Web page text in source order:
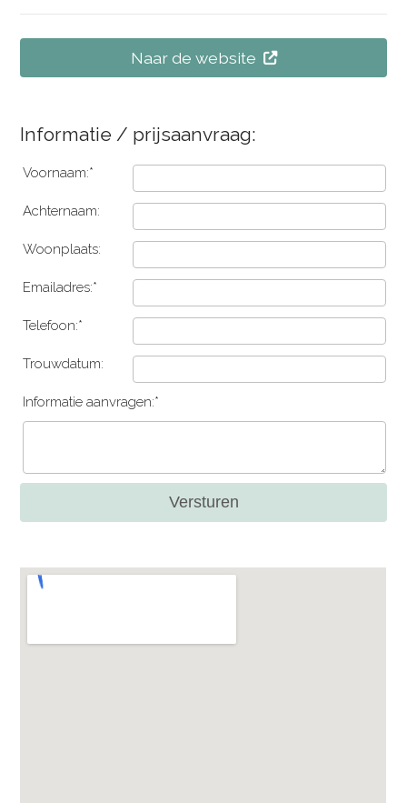
Naar de website
Informatie / prijsaanvraag:
Voornaam:*
Achternaam:
Woonplaats:
Emailadres:*
Telefoon:*
Trouwdatum:
Informatie aanvragen:*